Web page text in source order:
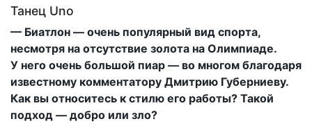
Танец Uno
— Биатлон — очень популярный вид спорта,
несмотря на отсутствие золота на Олимпиаде.
У него очень большой пиар — во многом благодаря
известному комментатору Дмитрию Губерниеву.
Как вы относитесь к стилю его работы? Такой
подход — добро или зло?